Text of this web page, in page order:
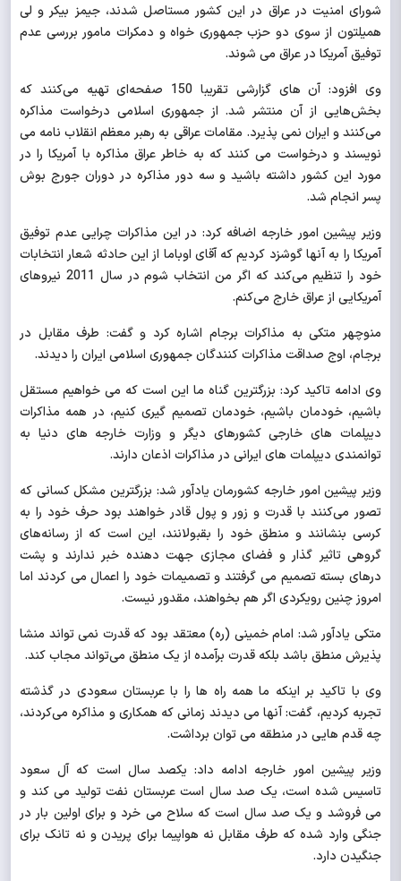
شورای امنیت در عراق در این کشور مستاصل شدند، جیمز بیکر و لی
همیلتون از سوی دو حزب جمهوری خواه و دمکرات مامور بررسی عدم
توفیق آمریکا در عراق می شوند.
وی افزود: آن های گزارشی تقریبا 150 صفحه
ای تهیه می‌کنند که
بخش‌هایی از آن منتشر شد. از جمهوری اسلامی درخواست مذاکره
می‌کنند و ایران نمی پذیرد. مقامات عراقی به رهبر معظم انقلاب نامه می
نویسند و درخواست می کنند که به خاطر عراق مذاکره با آمریکا را در
مورد این کشور داشته باشید و سه دور مذاکره در دوران جورج بوش
پسر انجام شد.
وزیر پیشین امور خارجه اضافه کرد: در این مذاکرات چرایی عدم توفیق
آمریکا را به آنها گوشزد کردیم که آقای اوباما از این حادثه شعار انتخابات
خود را تنظیم می‌کند که اگر من انتخاب شوم در سال 2011 نیروهای
آمریکایی از عراق خارج می‌کنم.
منوچهر متکی به مذاکرات برجام اشاره کرد و گفت: طرف مقابل در
برجام، اوج صداقت مذاکرات کنندگان جمهوری اسلامی ایران را دیدند.
وی ادامه تاکید کرد: بزرگترین گناه ما این است که می خواهیم مستقل
باشیم، خودمان باشیم، خودمان تصمیم گیری کنیم، در همه مذاکرات
دیپلمات های خارجی کشورهای دیگر و وزارت خارجه های دنیا به
توانمندی دیپلمات های ایرانی در مذاکرات اذعان دارند.
وزیر پیشین امور خارجه كشورمان یادآور شد: بزرگترین مشکل کسانی که
تصور می‌کنند با قدرت و زور و پول قادر خواهند بود حرف خود را به
کرسی بنشانند و منطق خود را بقبولانند، این است که از رسانه‌های
گروهی تاثیر گذار و فضای مجازی جهت دهنده خبر ندارند و پشت
درهای بسته تصمیم می گرفتند و تصمیمات خود را اعمال می کردند اما
امروز چنین رویکردی اگر هم بخواهند، مقدور نیست.
متکی یادآور شد: امام خمینی (ره) معتقد بود که قدرت نمی تواند منشا
پذیرش منطق باشد بلکه قدرت برآمده از یک منطق می‌تواند مجاب کند.
وی با تاکید بر اینکه ما همه راه ها را با عربستان سعودی در گذشته
تجربه کردیم، گفت: آنها می دیدند زمانی که همکاری و مذاکره می‌کردند،
چه قدم هایی در منطقه می توان برداشت.
وزیر پیشین امور خارجه ادامه داد: یکصد سال است که آل سعود
تاسیس شده است، یک صد سال است عربستان نفت تولید می کند و
می فروشد و یک صد سال است که سلاح می خرد و برای اولین بار در
جنگی وارد شده که طرف مقابل نه هواپیما برای پریدن و نه تانک برای
جنگیدن دارد.